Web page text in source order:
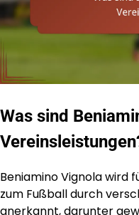
Was sind
Beniamino Vignola wird
zum Fußball durch
anerkannt, darunter